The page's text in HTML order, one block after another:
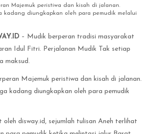
Majemuk peristiwa dan kisah di jalanan.
kadang diungkapkan oleh para pemudik melalui
– Mudik berperan tradisi masyarakat
Idul Fitri. Perjalanan Mudik Tak setiap
maksud.
Majemuk peristiwa dan kisah di jalanan.
kadang diungkapkan oleh para pemudik
disway.id, sejumlah tulisan Aneh terlihat